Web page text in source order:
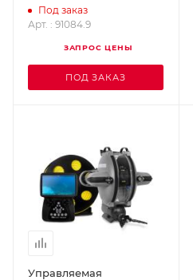
MINCAM 91084.9
Под заказ
Арт. : 91084.9
ЗАПРОС ЦЕНЫ
ПОД ЗАКАЗ
Управляемая